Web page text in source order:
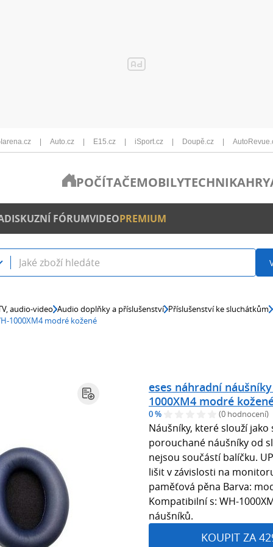
Auto.cz E15.cz iSport.cz Doupě.cz
POČÍTAČEMOBILYTECHNIKAHRY
DISKUZNÍ FÓRUMVIDEOPREMIUM
audio-video Audio doplňky a příslušenství Příslušenství ke sluchátkům
1000XM4 modré kožené
eses náhradní
1000XM4 modré
0 % (0 hodnocení)
Náušníky, které slouží
porouchané náušníky od
nejsou součástí balíčku.
lišit v závislosti na
paměťová pěna Barva:
Kompatibilní s: WH-
náušníků.
KOUPIT ZA